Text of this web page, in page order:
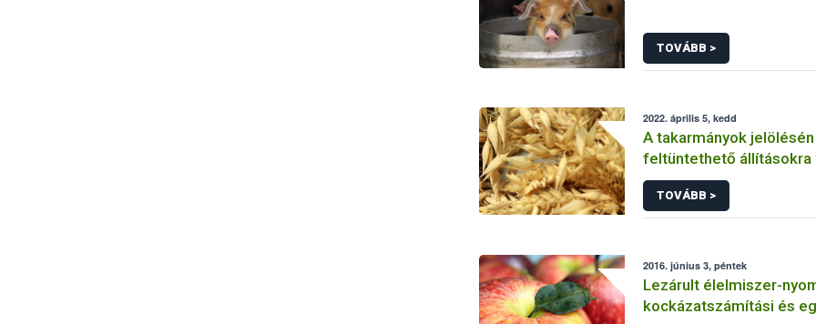
TOVÁBB >
2022. április 5, kedd
A takarmányok jelölésén
feltüntethető állításokra
előírások
TOVÁBB >
2016. június 3, péntek
Lezárult élelmiszer-
kockázatszámítási és